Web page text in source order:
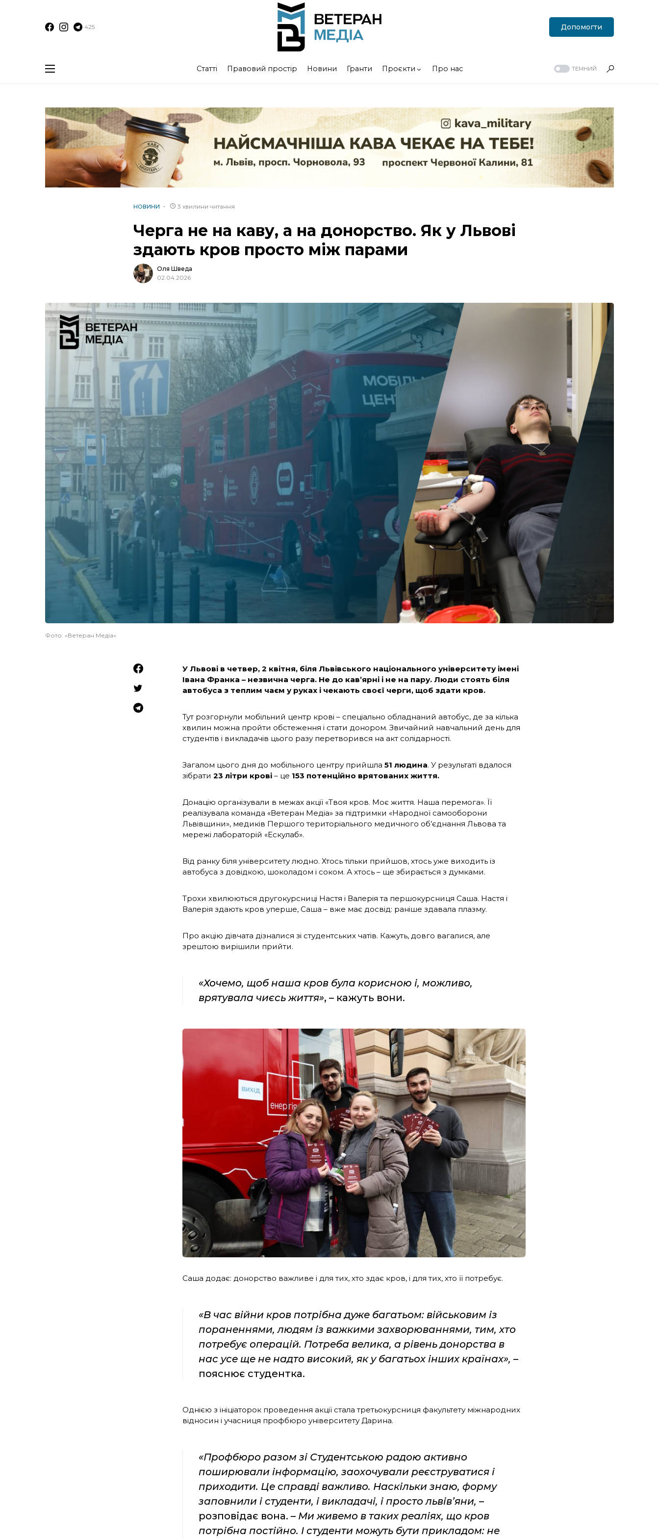
425 Допомогти
Статті Правовий простір Новини Гранти Проєкти Про нас ТЕМНИЙ
НОВИНИ 3 хвилини читання
Черга не на каву, а на донорство. Як у Львові
здають кров просто між парами
Оля Шведа
02.04.2026
Фото: «Ветеран Медіа»
У Львові в четвер, 2 квітня, біля Львівського національного університету імені
Івана Франка – незвична черга. Не до кав’ярні і не на пару. Люди стоять біля
автобуса з теплим чаєм у руках і чекають своєї черги, щоб здати кров.
Тут розгорнули мобільний центр крові – спеціально обладнаний автобус, де за кілька
хвилин можна пройти обстеження і стати донором. Звичайний навчальний день для
студентів і викладачів цього разу перетворився на акт солідарності.
Загалом цього дня до мобільного центру прийшла 51 людина. У результаті вдалося
зібрати 23 літри крові – це 153 потенційно врятованих життя.
Донацію організували в межах акції «Твоя кров. Моє життя. Наша перемога». Її
реалізувала команда «Ветеран Медіа» за підтримки «Народної самооборони
Львівщини», медиків Першого територіального медичного об’єднання Львова та
мережі лабораторій «Ескулаб».
Від ранку біля університету людно. Хтось тільки прийшов, хтось уже виходить із
автобуса з довідкою, шоколадом і соком. А хтось – ще збирається з думками.
Трохи хвилюються другокурсниці Настя і Валерія та першокурсниця Саша. Настя і
Валерія здають кров уперше, Саша – вже має досвід: раніше здавала плазму.
Про акцію дівчата дізналися зі студентських чатів. Кажуть, довго вагалися, але
зрештою вирішили прийти.
«Хочемо, щоб наша кров була корисною і, можливо,
врятувала чиєсь життя», – кажуть вони.
Саша додає: донорство важливе і для тих, хто здає кров, і для тих, хто її потребує.
«В час війни кров потрібна дуже багатьом: військовим із
пораненнями, людям із важкими захворюваннями, тим, хто
потребує операцій. Потреба велика, а рівень донорства в
нас усе ще не надто високий, як у багатьох інших країнах», –
пояснює студентка.
Однією з ініціаторок проведення акції стала третьокурсниця факультету міжнародних
відносин і учасниця профбюро університету Дарина.
«Профбюро разом зі Студентською радою активно
поширювали інформацію, заохочували реєструватися і
приходити. Це справді важливо. Наскільки знаю, форму
заповнили і студенти, і викладачі, і просто львів’яни, –
розповідає вона. – Ми живемо в таких реаліях, що кров
потрібна постійно. І студенти можуть бути прикладом: не